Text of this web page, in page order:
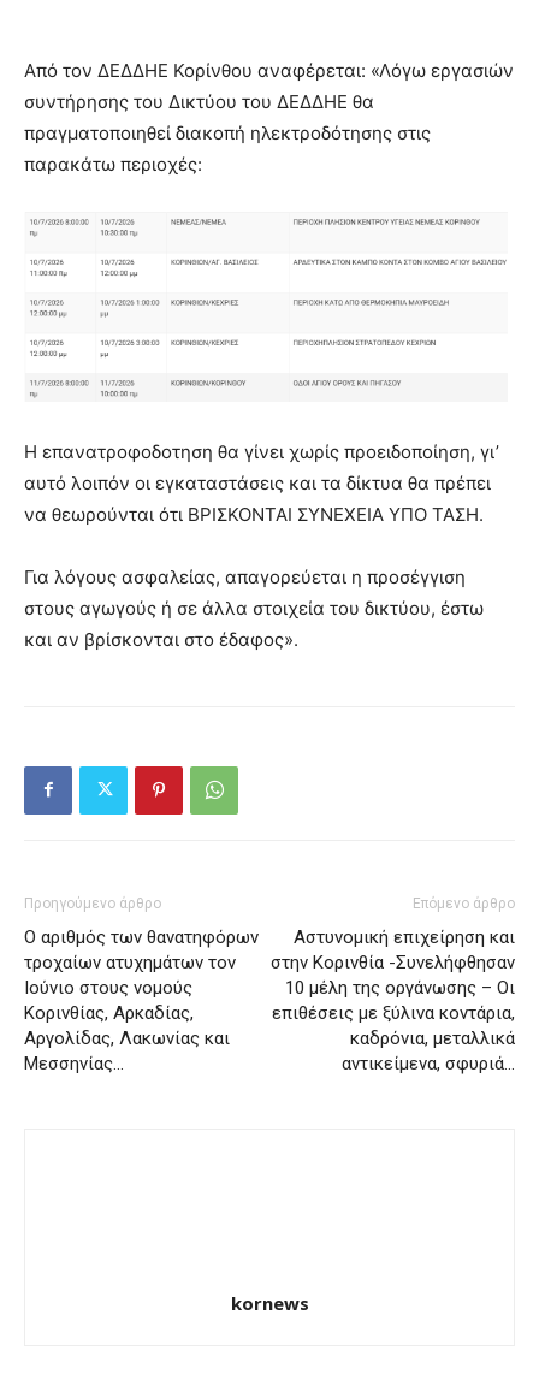
Από τον ΔΕΔΔΗΕ Κορίνθου αναφέρεται: «Λόγω εργασιών
συντήρησης του Δικτύου του ΔΕΔΔΗΕ θα
πραγματοποιηθεί διακοπή ηλεκτροδότησης στις
παρακάτω περιοχές:
Η επανατροφοδοτηση θα γίνει χωρίς προειδοποίηση, γι’
αυτό λοιπόν οι εγκαταστάσεις και τα δίκτυα θα πρέπει
να θεωρούνται ότι ΒΡΙΣΚΟΝΤΑΙ ΣΥΝΕΧΕΙΑ ΥΠΟ ΤΑΣΗ.
Για λόγους ασφαλείας, απαγορεύεται η προσέγγιση
στους αγωγούς ή σε άλλα στοιχεία του δικτύου, έστω
και αν βρίσκονται στο έδαφος».
Προηγούμενο άρθρο
Ο αριθμός των θανατηφόρων
τροχαίων ατυχημάτων τον
Ιούνιο στους νομούς
Κορινθίας, Αρκαδίας,
Αργολίδας, Λακωνίας και
Μεσσηνίας…
Επόμενο άρθρο
Αστυνομική επιχείρηση και
στην Κορινθία -Συνελήφθησαν
10 μέλη της οργάνωσης – Οι
επιθέσεις με ξύλινα κοντάρια,
καδρόνια, μεταλλικά
αντικείμενα, σφυριά…
kornews